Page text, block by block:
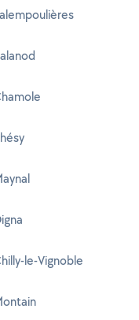
le-Vignoble